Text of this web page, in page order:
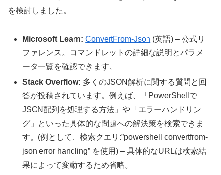
を検討しました。
Microsoft Learn: ConvertFrom-Json (英語) – 公式リ
ファレンス。コマンドレットの詳細な説明とパラメ
ータ一覧を確認できます。
Stack Overflow: 多くのJSON解析に関する質問と回
答が投稿されています。例えば、「PowerShellで
JSON配列を処理する方法」や「エラーハンドリン
グ」といった具体的な問題への解決策を検索できま
す。(例として、検索クエリ:”powershell convertfrom-
json error handling” を使用) – 具体的なURLは検索結
果によって変動するため省略。